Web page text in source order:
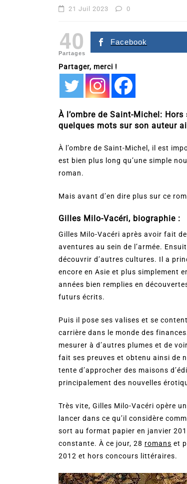
21 Juil 2023 0
40
Partages
Facebook
Partager, merci !
À l’ombre de Saint-Michel:
quelques mots sur son auteur
À l’ombre de Saint-Michel, il est
est bien plus long qu’une simple
roman.
Mais avant d’en dire plus sur ce
Gilles Milo-Vacéri, biographie :
Gilles Milo-Vacéri après avoir fait
aventures au sein de l’armée.
découvrir d’autres cultures. Il a
encore en Asie et plus simplement
années bien remplies en
futurs écrits.
Puis il pose ses valises et se
carrière dans le monde des
mesurer à d’autres plumes et de
fait ses preuves et obtenu ainsi de
tente d’approcher des maisons
principalement des nouvelles
Très vite, Gilles Milo-Vacéri opère
lancer dans ce qu’il considère
sort au format papier en janvier
constante. À ce jour, 28 romans et
2012 et hors concours littéraires.
Dans Romance
2026
littérature sentimentale